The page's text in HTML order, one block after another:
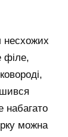
несхожих
філе,
набагато
можна